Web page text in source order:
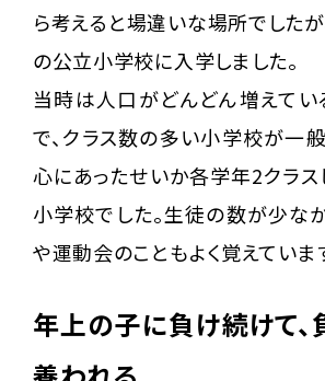
ら考えると場違いな場所でした
の公立小学校に入学しました。
当時は人口がどんどん増えてい
で、クラス数の多い小学校が一
心にあったせいか各学年2クラ
小学校でした。生徒の数が少な
や運動会のこともよく覚えていま
年上の子に負け続けて